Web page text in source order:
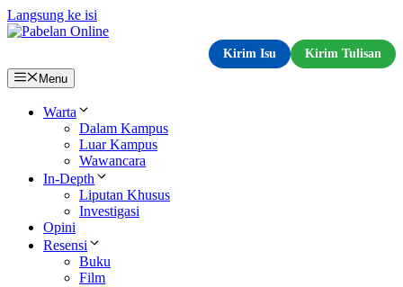
Langsung ke isi
Kirim Isu
Kirim Tulisan
Menu
Warta
Dalam Kampus
Luar Kampus
Wawancara
In-Depth
Liputan Khusus
Investigasi
Opini
Resensi
Buku
Film